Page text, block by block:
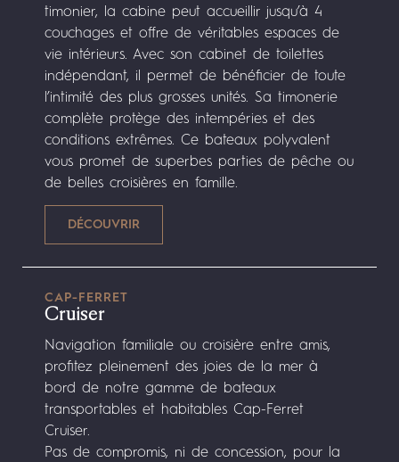
timonier, la cabine peut accueillir jusqu’à 4
couchages et offre de véritables espaces de
vie intérieurs. Avec son cabinet de toilettes
indépendant, il permet de bénéficier de toute
l’intimité des plus grosses unités. Sa timonerie
complète protège des intempéries et des
conditions extrêmes. Ce bateaux polyvalent
vous promet de superbes parties de pêche ou
de belles croisières en famille.
CAP-FERRET
Cruiser
Navigation familiale ou croisière entre amis,
profitez pleinement des joies de la mer à
bord de notre gamme de bateaux
transportables et habitables Cap-Ferret
Cruiser.
Pas de compromis, ni de concession, pour la